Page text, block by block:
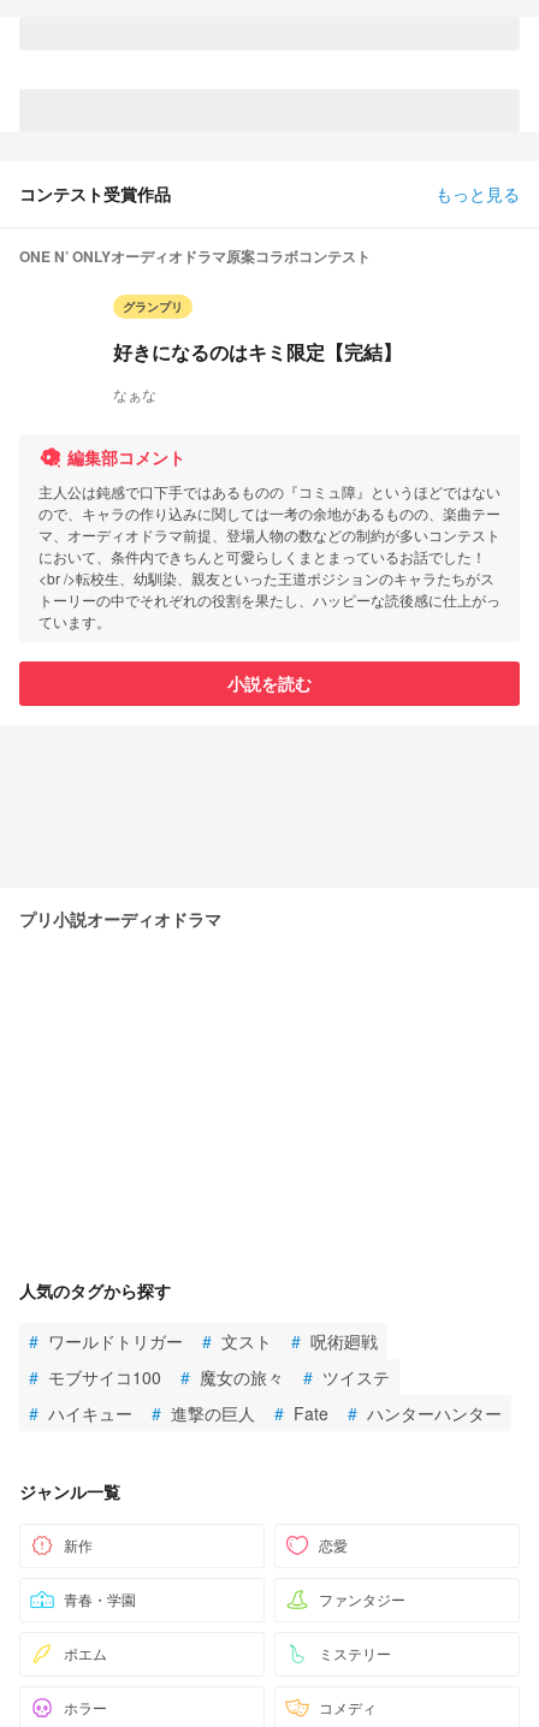
コンテスト受賞作品 もっと見る
ONE N’ ONLYオーディオドラマ原案コラボコンテスト
グランプリ
好きになるのはキミ限定【完結】
なぁな
編集部コメント
主人公は鈍感で口下手ではあるものの『コミュ障』というほどではない
ので、キャラの作り込みに関しては一考の余地があるものの、楽曲テー
マ、オーディオドラマ前提、登場人物の数などの制約が多いコンテスト
において、条件内できちんと可愛らしくまとまっているお話でした！
<br />転校生、幼馴染、親友といった王道ポジションのキャラたちがス
トーリーの中でそれぞれの役割を果たし、ハッピーな読後感に仕上がっ
ています。
小説を読む
プリ小説オーディオドラマ
人気のタグから探す
# ワールドトリガー # 文スト # 呪術廻戦
# モブサイコ100 # 魔女の旅々 # ツイステ
# ハイキュー # 進撃の巨人 # Fate # ハンターハンター
ジャンル一覧
新作 恋愛
青春・学園 ファンタジー
ポエム ミステリー
ホラー コメディ